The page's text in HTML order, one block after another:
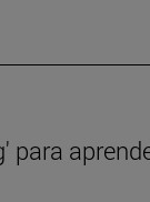
para